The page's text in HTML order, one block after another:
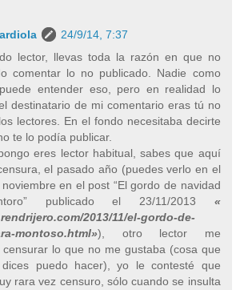
24/9/14, 7:37
lector, llevas toda la razón en que no
comentar lo no publicado. Nadie como
entender eso, pero en realidad lo
destinatario de mi comentario eras tú no
lectores. En el fondo necesitaba decirte
te lo podía publicar.
eres lector habitual, sabes que aquí
el pasado año (puedes verlo en el
en el post “El gordo de navidad
publicado el 23/11/2013 «
2013/11/el-gordo-de-
montoso.html»), otro lector me
censurar lo que no me gustaba (cosa que
puedo hacer), yo le contesté que
rara vez censuro, sólo cuando se insulta